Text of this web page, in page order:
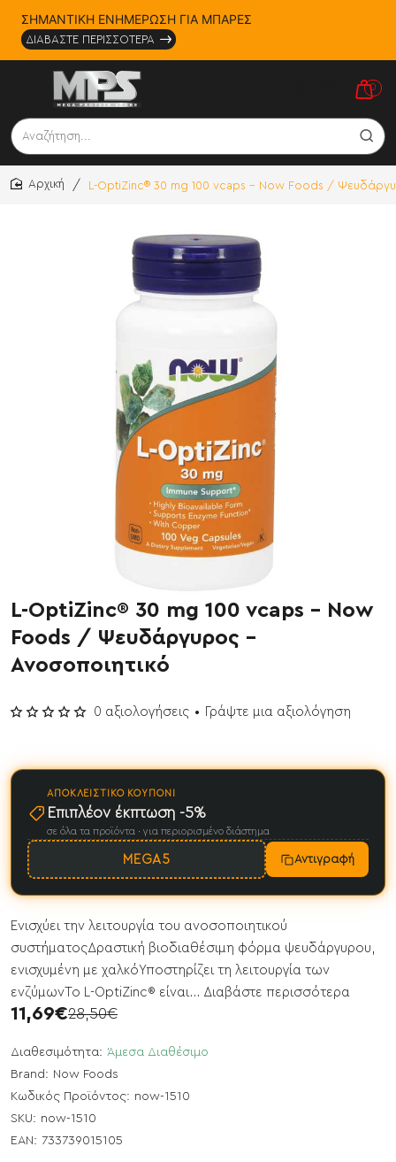
ΣΗΜΑΝΤΙΚΗ ΕΝΗΜΕΡΩΣΗ ΓΙΑ ΜΠΑΡΕΣ
ΔΙΑΒΑΣΤΕ ΠΕΡΙΣΣΟΤΕΡΑ
0
Αναζήτηση...
L-OptiZinc® 30 mg 100 vcaps - Now Foods /
L-OptiZinc® 30 mg 100 vcaps - Now
Foods / Ψευδάργυρος -
Ανοσοποιητικό
Διαθεσιμότητα: Άμεσα Διαθέσιμο
Brand: Now Foods
Κωδικός Προϊόντος: now-1510
SKU: now-1510
EAN: 733739015105
0 αξιολογήσεις • Γράψτε μια αξιολόγηση
11,69€28,50€
ΑΠΟΚΛΕΙΣΤΙΚΌ ΚΟΥΠΌΝΙ
Επιπλέον έκπτωση -5%
σε όλα τα προϊόντα · για περιορισμένο διάστημα
MEGA5 Αντιγραφή
Ενισχύει την λειτουργία του ανοσοποιητικού
συστήματοςΔραστική βιοδιαθέσιμη φόρμα ψευδάργυρου,
ενισχυμένη με χαλκόΥποστηρίζει τη λειτουργία των
ενζύμωνΤο L-OptiZinc® είναι... Διαβάστε περισσότερα